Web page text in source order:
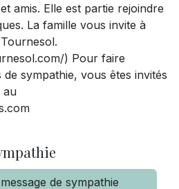
amis. Elle est partie rejoindre
La famille vous invite à
) Pour faire
sympathie, vous êtes invités
au
de sympathie